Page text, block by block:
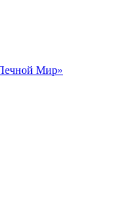
Мир»